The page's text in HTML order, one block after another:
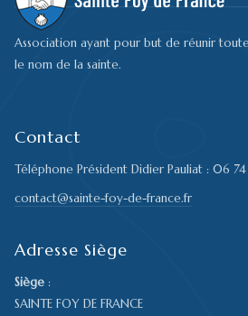
Association ayant pour but de réunir
le nom de la sainte.
Contact
Téléphone Président Didier Pauliat : 06 74
contact@sainte-foy-de-france.fr
Adresse Siège
Siège :
SAINTE FOY DE FRANCE